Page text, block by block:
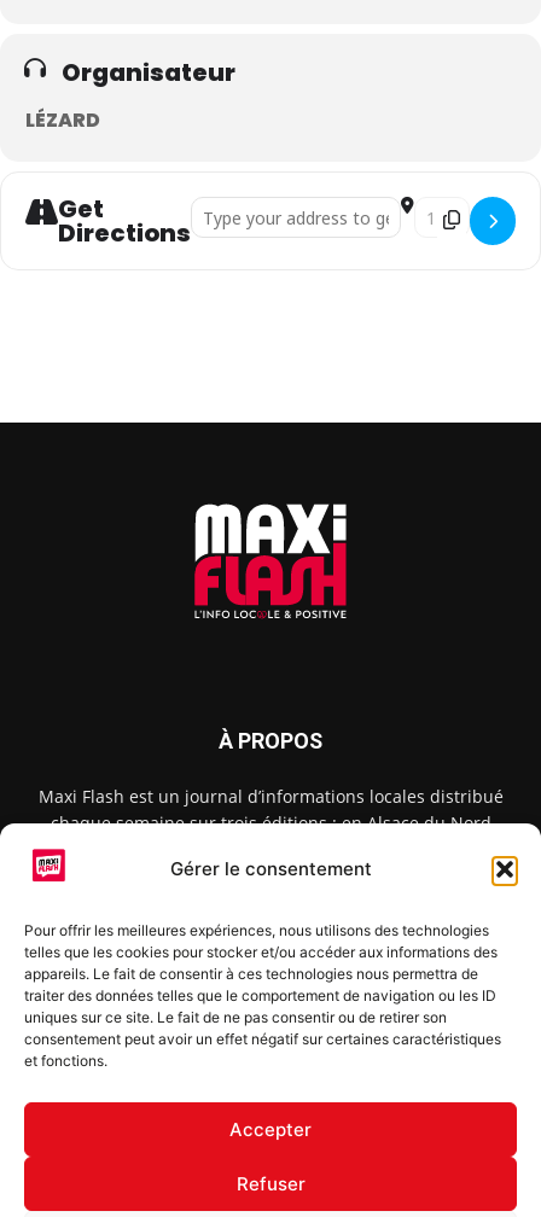
Gérer le consentement
Pour offrir les meilleures expériences, nous utilisons des technologies
telles que les cookies pour stocker et/ou accéder aux informations des
appareils. Le fait de consentir à ces technologies nous permettra de
traiter des données telles que le comportement de navigation ou les ID
uniques sur ce site. Le fait de ne pas consentir ou de retirer son
consentement peut avoir un effet négatif sur certaines caractéristiques
et fonctions.
Accepter
Refuser
Organisateur
LÉZARD
Get
Directions
Address - Couleur et mouvement - une
Destination
À PROPOS
Maxi Flash est un journal d’informations locales distribué
chaque semaine sur trois éditions : en Alsace du Nord
depuis 2015, dans les secteurs d’Obernai-Molsheim-Erstein
depuis 2022, et à Colmar, Vignoble et Plaine depuis 2023.
SUIVEZ-NOUS
S'inscrire à la newsletter